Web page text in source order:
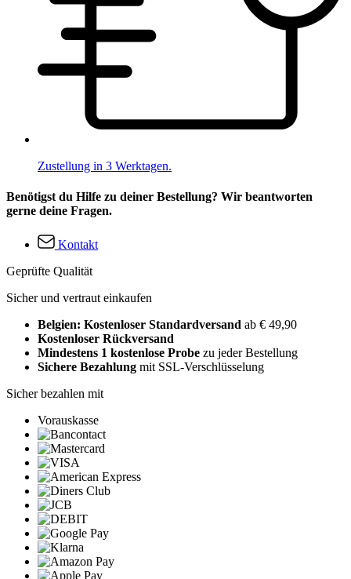
Zustellung in 3 Werktagen.
Benötigst du Hilfe zu deiner Bestellung? Wir beantworten
gerne deine Fragen.
Kontakt
Geprüfte Qualität
Sicher und vertraut einkaufen
Belgien: Kostenloser Standardversand ab € 49,90
Kostenloser Rückversand
Mindestens 1 kostenlose Probe zu jeder Bestellung
Sichere Bezahlung mit SSL-Verschlüsselung
Sicher bezahlen mit
Vorauskasse